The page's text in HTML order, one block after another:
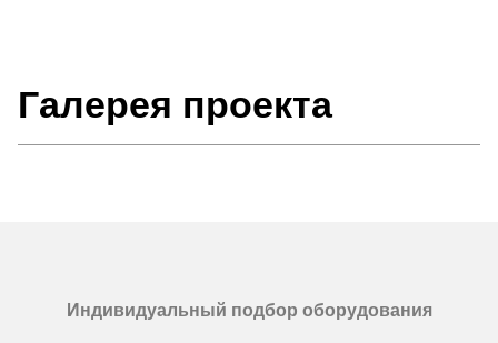
Галерея проекта
Индивидуальный подбор оборудования